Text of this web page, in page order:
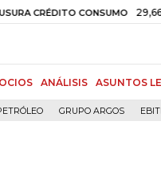
CONSUMO 29,66%
ANÁLISIS ASUNTOS
GRUPO ARGOS